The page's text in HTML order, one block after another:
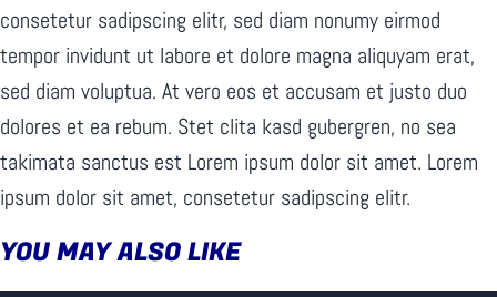
consetetur sadipscing elitr, sed diam nonumy eirmod
tempor invidunt ut labore et dolore magna aliquyam erat,
sed diam voluptua. At vero eos et accusam et justo duo
dolores et ea rebum. Stet clita kasd gubergren, no sea
takimata sanctus est Lorem ipsum dolor sit amet. Lorem
ipsum dolor sit amet, consetetur sadipscing elitr.
YOU MAY ALSO LIKE